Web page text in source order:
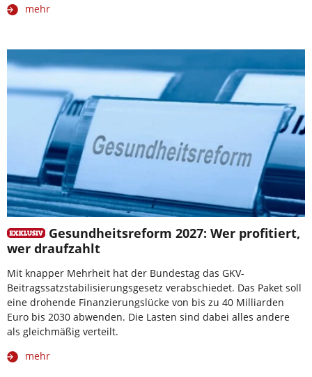
mehr
Gesundheitsreform 2027: Wer profitiert,
wer draufzahlt
Mit knapper Mehrheit hat der Bundestag das GKV-
Beitragssatzstabilisierungsgesetz verabschiedet. Das Paket soll
eine drohende Finanzierungslücke von bis zu 40 Milliarden
Euro bis 2030 abwenden. Die Lasten sind dabei alles andere
als gleichmäßig verteilt.
mehr